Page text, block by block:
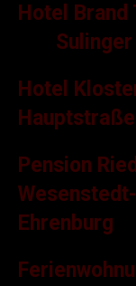
Hotel
Sulinger
Hotel
Pension
Ehrenburg